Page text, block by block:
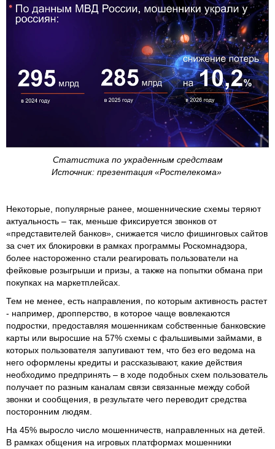
Статистика по украденным средствам
Источник: презентация «Ростелекома»
Некоторые, популярные ранее, мошеннические схемы теряют
актуальность – так, меньше фиксируется звонков от
«представителей банков», снижается число фишинговых сайтов
за счет их блокировки в рамках программы Роскомнадзора,
более настороженно стали реагировать пользователи на
фейковые розыгрыши и призы, а также на попытки обмана при
покупках на маркетплейсах.
Тем не менее, есть направления, по которым активность растет
- например, дропперство, в которое чаще вовлекаются
подростки, предоставляя мошенникам собственные банковские
карты или выросшие на 57% схемы с фальшивыми займами, в
которых пользователя запугивают тем, что без его ведома на
него оформлены кредиты и рассказывают, какие действия
необходимо предпринять – в ходе подобных схем пользователь
получает по разным каналам связи связанные между собой
звонки и сообщения, в результате чего переводит средства
посторонним людям.
На 45% выросло число мошенничеств, направленных на детей.
В рамках общения на игровых платформах мошенники